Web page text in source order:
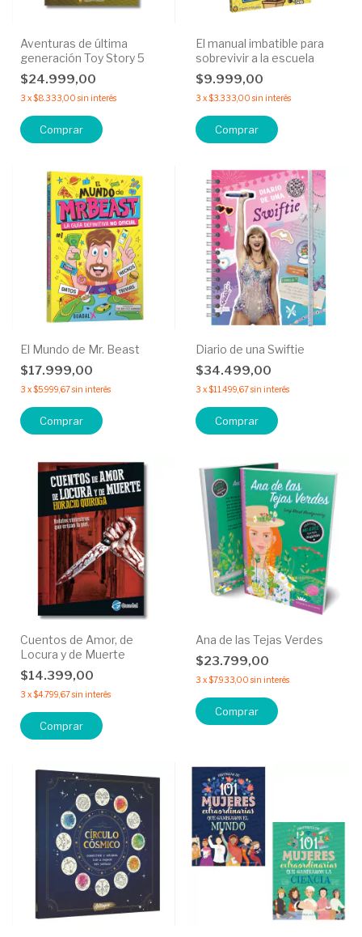
Aventuras de última
generación Toy Story 5
$24.999,00
3 x$8.333,00 sin interés
El manual imbatible para
sobrevivir a la escuela
$9.999,00
3 x$3.333,00 sin interés
El Mundo de Mr. Beast
$17.999,00
3 x$5.999,67sin interés
Diario de una Swiftie
$34.499,00
3 x$11.499,67sin interés
Cuentos de Amor, de
Locura y de Muerte
$14.399,00
3 x$4.799,67sin interés
Ana de las Tejas Verdes
$23.799,00
3 x$7.933,00 sin interés